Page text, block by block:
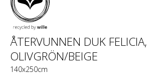
ÅTERVUNNEN DUK FELICIA,
OLIVGRÖN/BEIGE
140x250cm